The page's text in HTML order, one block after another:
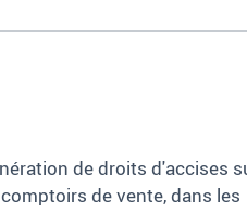
de droits d'accises
de vente, dans les